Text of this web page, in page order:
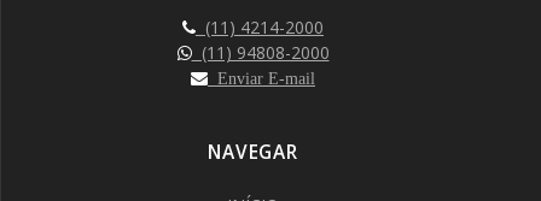
(11) 4214-2000
(11) 94808-2000
Enviar E-mail
NAVEGAR